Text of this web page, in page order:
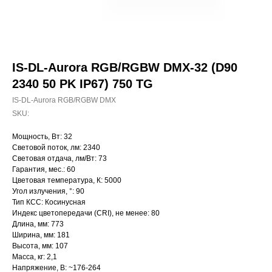
IS-DL-Aurora RGB/RGBW DMX-32 (D90
2340 50 PK IP67) 750 TG
IS-DL-Aurora RGB/RGBW DMX
SKU:
Мощность, Вт: 32
Световой поток, лм: 2340
Световая отдача, лм/Вт: 73
Гарантия, мес.: 60
Цветовая температура, К: 5000
Угол излучения, °: 90
Тип КСС: Косинусная
Индекс цветопередачи (CRI), не менее: 80
Длина, мм: 773
Ширина, мм: 181
Высота, мм: 107
Масса, кг: 2,1
Напряжение, В: ~176-264